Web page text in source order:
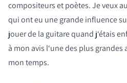
compositeurs et poètes. Je veux
qui ont eu une grande influence
jouer de la guitare quand j‘étais
à mon avis l‘une des plus
mon temps.